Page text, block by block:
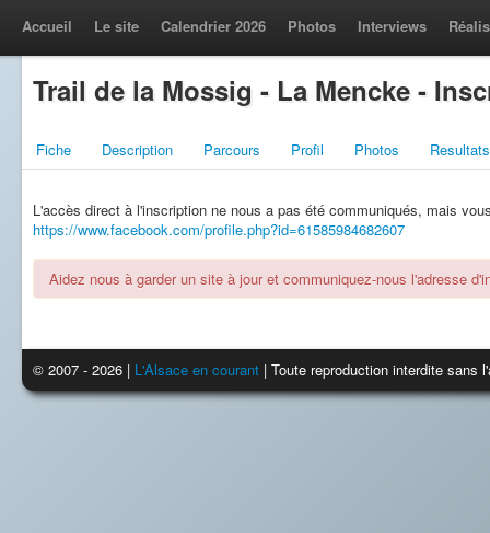
Accueil Le site Calendrier 2026 Photos Interviews
Trail de la Mossig - La Mencke -
Fiche Description Parcours Profil Photos Resultats
L'accès direct à l'inscription ne nous a pas été communiqués, mais
https://www.facebook.com/profile.php?id=61585984682607
Aidez nous à garder un site à jour et communiquez-nous l'adresse
© 2007 - 2026 | L'Alsace en courant | Toute reproduction interdite sans